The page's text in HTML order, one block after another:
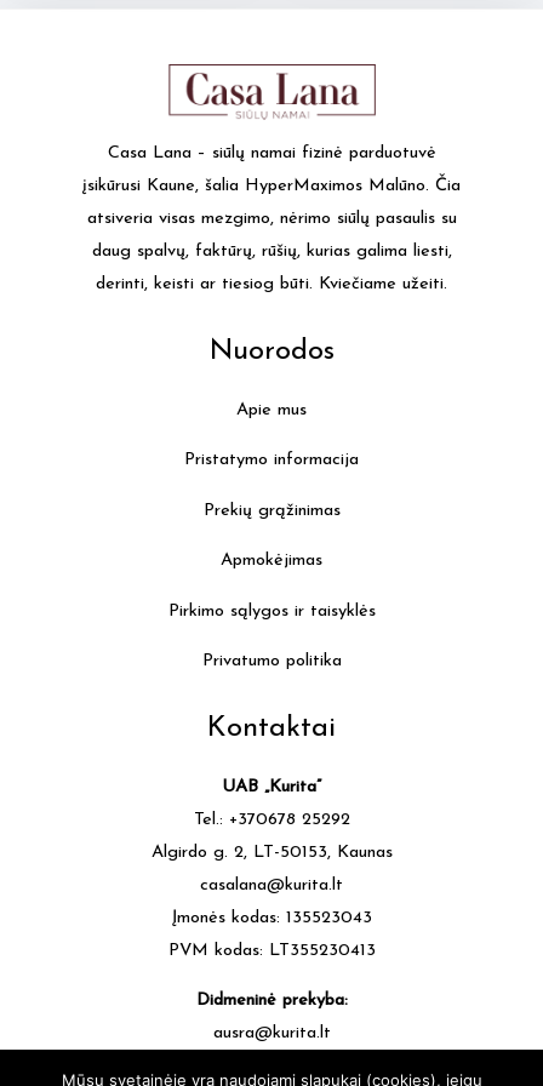
multiple
options
may
be
chosen
on
the
page
Casa Lana – siūlų namai fizinė parduotuvė
įsikūrusi Kaune, šalia HyperMaximos Malūno. Čia
atsiveria visas mezgimo, nėrimo siūlų pasaulis su
daug spalvų, faktūrų, rūšių, kurias galima liesti,
derinti, keisti ar tiesiog būti. Kviečiame užeiti.
Nuorodos
Apie mus
Pristatymo informacija
Prekių grąžinimas
Apmokėjimas
Pirkimo sąlygos ir taisyklės
Privatumo politika
Kontaktai
UAB „Kurita”
Tel.: +370678 25292
Algirdo g. 2, LT-50153, Kaunas
casalana@kurita.lt
Įmonės kodas: 135523043
PVM kodas: LT355230413
Didmeninė prekyba:
ausra@kurita.lt
Mūsų svetainėje yra naudojami slapukai (cookies), jeigu